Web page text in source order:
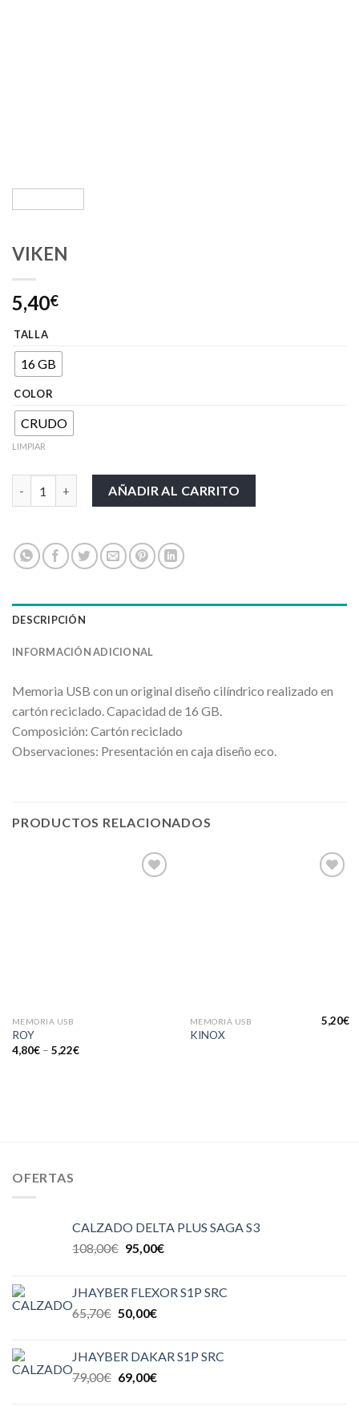
VIKEN
5,40€
TALLA
16 GB
COLOR
CRUDO
LIMPIAR
AÑADIR AL CARRITO
DESCRIPCIÓN
INFORMACIÓN ADICIONAL
Memoria USB con un original diseño cilíndrico realizado en
cartón reciclado. Capacidad de 16 GB.
Composición: Cartón reciclado
Observaciones: Presentación en caja diseño eco.
PRODUCTOS RELACIONADOS
MEMORIA USB
ROY
4,80€– 5,22€
MEMORIA USB
KINOX
5,20€
OFERTAS
CALZADO DELTA PLUS SAGA S3
108,00€ 95,00€
JHAYBER FLEXOR S1P SRC
65,70€ 50,00€
JHAYBER DAKAR S1P SRC
79,00€ 69,00€